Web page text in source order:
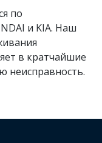
по
и KIA. Наш
в кратчайшие
неисправность.